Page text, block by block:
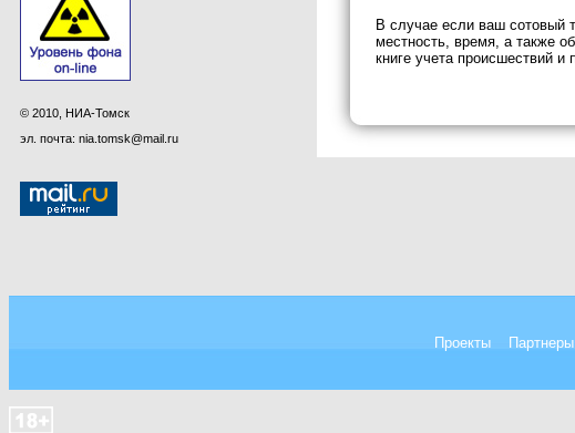
© 2010, НИА-Томск
эл. почта: nia.tomsk@mail.ru
В случае если ваш сотовый
местность, время, а также
книге учета происшествий и
Проекты Партнеры